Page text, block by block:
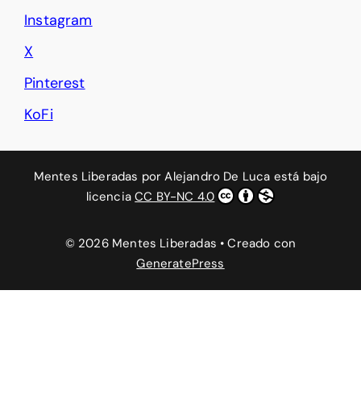
Instagram
X
Pinterest
KoFi
Mentes Liberadas porAlejandro De Luca está bajo
licenciaCC BY-NC 4.0
© 2026 Mentes Liberadas • Creado con
GeneratePress